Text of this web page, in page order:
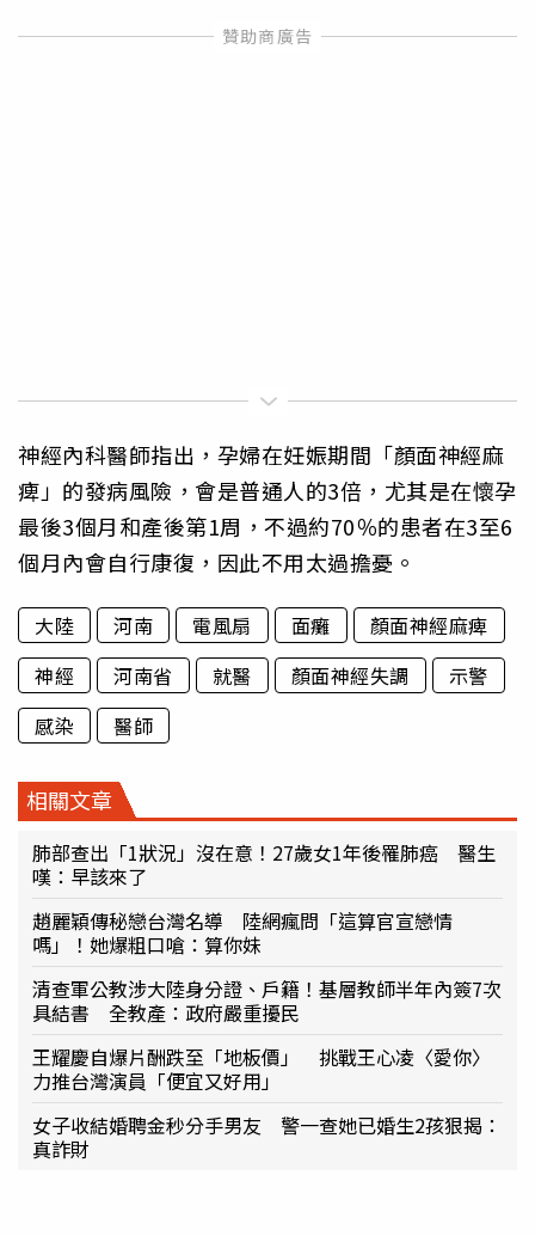
神經內科醫師指出，孕婦在妊娠期間「顏面神經麻
痺」的發病風險，會是普通人的3倍，尤其是在懷孕
最後3個月和產後第1周，不過約70％的患者在3至6
個月內會自行康復，因此不用太過擔憂。
大陸 河南 電風扇 面癱
顏面神經麻痺
神經
河南省 就醫 顏面神經失調
示警
感染
醫師
相關文章
肺部查出「1狀況」沒在意！27歲女1年後罹肺癌 醫生
嘆：早該來了
趙麗穎傳秘戀台灣名導 陸網瘋問「這算官宣戀情
嗎」！她爆粗口嗆：算你妹
清查軍公教涉大陸身分證、戶籍！基層教師半年內簽7次
具結書 全教產：政府嚴重擾民
王耀慶自爆片酬跌至「地板價」 挑戰王心凌〈愛你〉
力推台灣演員「便宜又好用」
女子收結婚聘金秒分手男友 警一查她已婚生2孩狠揭：
真詐財